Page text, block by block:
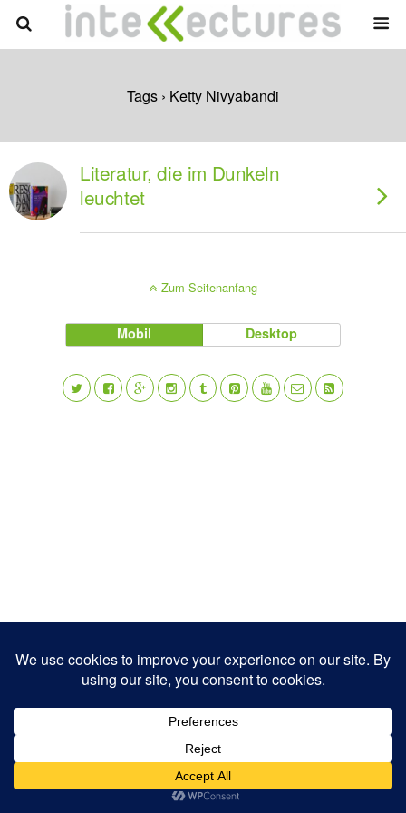
Tags › Ketty Nivyabandi
Literatur, die im Dunkeln
leuchtet
Zum Seitenanfang
Mobil Desktop